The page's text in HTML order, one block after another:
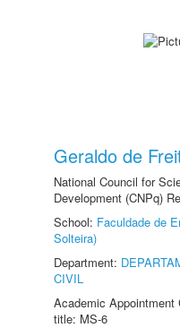
Geraldo de
National Council for
Development (CNPq)
School: Faculdade de
Solteira)
Department:
CIVIL
Academic Appointment
title: MS-6